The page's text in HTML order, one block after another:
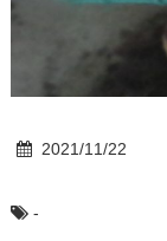
2021/11/22
-